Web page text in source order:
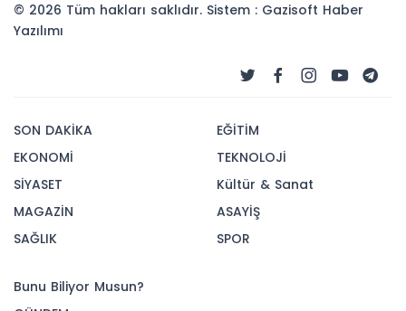
© 2026 Tüm hakları saklıdır. Sistem : Gazisoft Haber
Yazılımı
SON DAKİKA
EKONOMİ
SİYASET
MAGAZİN
SAĞLIK
EĞİTİM
TEKNOLOJİ
Kültür & Sanat
ASAYİŞ
SPOR
Bunu Biliyor Musun?